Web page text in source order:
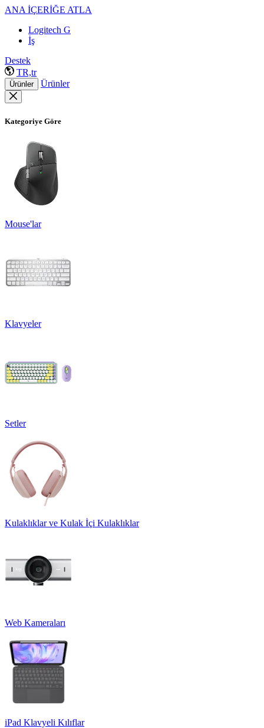
ANA İÇERİĞE ATLA
Logitech G
İş
Destek
TR,tr
Ürünler Ürünler
Kategoriye Göre
Mouse'lar
Klavyeler
Setler
Kulaklıklar ve Kulak İçi Kulaklıklar
Web Kameraları
iPad Klavyeli Kılıflar